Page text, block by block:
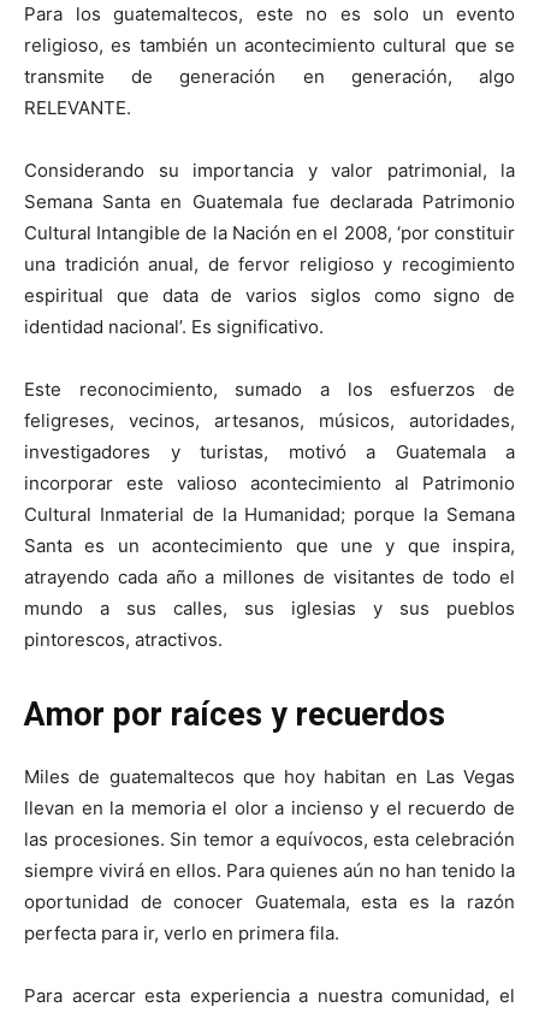
Para los guatemaltecos, este no es solo un evento
religioso, es también un acontecimiento cultural que se
transmite de generación en generación, algo
RELEVANTE.
Considerando su importancia y valor patrimonial, la
Semana Santa en Guatemala fue declarada Patrimonio
Cultural Intangible de la Nación en el 2008, ‘por constituir
una tradición anual, de fervor religioso y recogimiento
espiritual que data de varios siglos como signo de
identidad nacional’. Es significativo.
Este reconocimiento, sumado a los esfuerzos de
feligreses, vecinos, artesanos, músicos, autoridades,
investigadores y turistas, motivó a Guatemala a
incorporar este valioso acontecimiento al Patrimonio
Cultural Inmaterial de la Humanidad; porque la Semana
Santa es un acontecimiento que une y que inspira,
atrayendo cada año a millones de visitantes de todo el
mundo a sus calles, sus iglesias y sus pueblos
pintorescos, atractivos.
Amor por raíces y recuerdos
Miles de guatemaltecos que hoy habitan en Las Vegas
llevan en la memoria el olor a incienso y el recuerdo de
las procesiones. Sin temor a equívocos, esta celebración
siempre vivirá en ellos. Para quienes aún no han tenido la
oportunidad de conocer Guatemala, esta es la razón
perfecta para ir, verlo en primera fila.
Para acercar esta experiencia a nuestra comunidad, el